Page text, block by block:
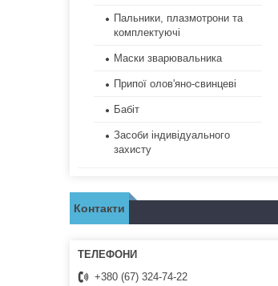
Пальники, плазмотрони та
комплектуючі
Маски зварювальника
Припої олов'яно-свинцеві
Бабіт
Засоби індивідуального
захисту
Контакти
+380 (67) 324-74-22